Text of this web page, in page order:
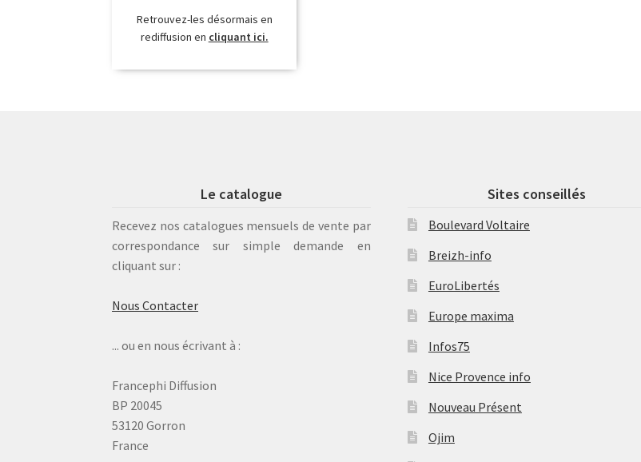
Retrouvez-les désormais en
rediffusion en cliquant ici.
Le catalogue
Recevez nos catalogues mensuels de vente par
correspondance sur simple demande en
cliquant sur :
Nous Contacter
... ou en nous écrivant à :
Francephi Diffusion
BP 20045
53120 Gorron
France
Sites conseillés
Boulevard Voltaire
Breizh-info
EuroLibertés
Europe maxima
Infos75
Nice Provence info
Nouveau Présent
Ojim